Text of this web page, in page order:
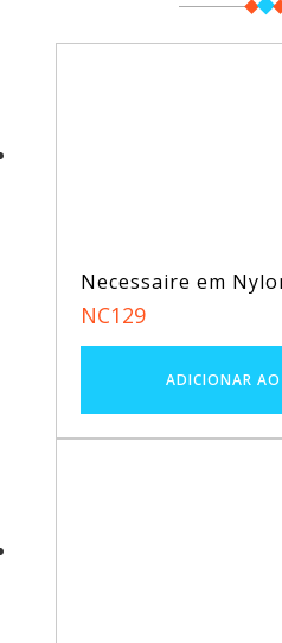
Necessaire em
NC129